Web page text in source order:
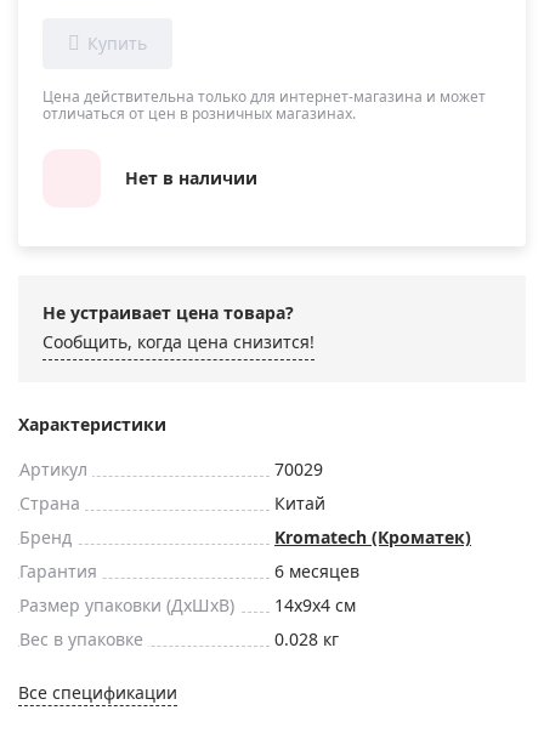
Цена действительна только для интернет-магазина и может
отличаться от цен в розничных магазинах.
Нет в наличии
Не устраивает цена товара?
Сообщить, когда цена снизится!
Характеристики
Артикул
70029
Страна
Китай
Бренд
Kromatech (Кроматек)
Гарантия
6 месяцев
Размер упаковки (ДxШxВ)
14x9x4 см
Вес в упаковке
0.028 кг
Все спецификации